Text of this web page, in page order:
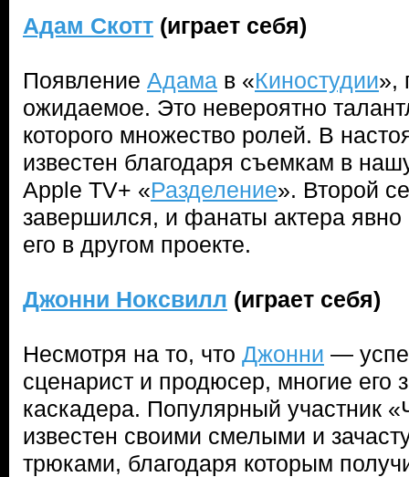
Адам Скотт (играет себя)
Появление Адама в «Киностудии»,
ожидаемое. Это невероятно
которого множество ролей. В
известен благодаря съемкам в
Apple TV+ «Разделение». Второй
завершился, и фанаты актера явно
его в другом проекте.
Джонни Ноксвилл (играет себя)
Несмотря на то, что Джонни —
сценарист и продюсер, многие его
каскадера. Популярный участник
известен своими смелыми и
трюками, благодаря которым